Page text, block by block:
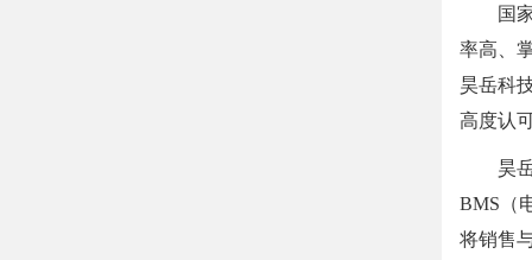
国
率高、
昊岳科
高度认
昊
BMS（
将销售